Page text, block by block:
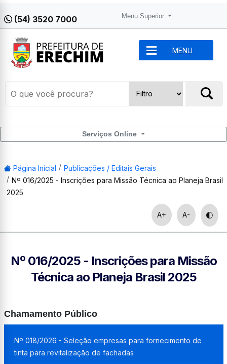
(54) 3520 7000 Menu Superior
MENU
Serviços Online
Página Inicial
Publicações / Editais Gerais
Nº 016/2025 - Inscrições para Missão Técnica ao Planeja Brasil
2025
A+ A-
Nº 016/2025 - Inscrições para Missão
Técnica ao Planeja Brasil 2025
Chamamento Público
Nº 018/2026 - Seleção empresas para fornecimento de
tinta para revitalização de fachadas